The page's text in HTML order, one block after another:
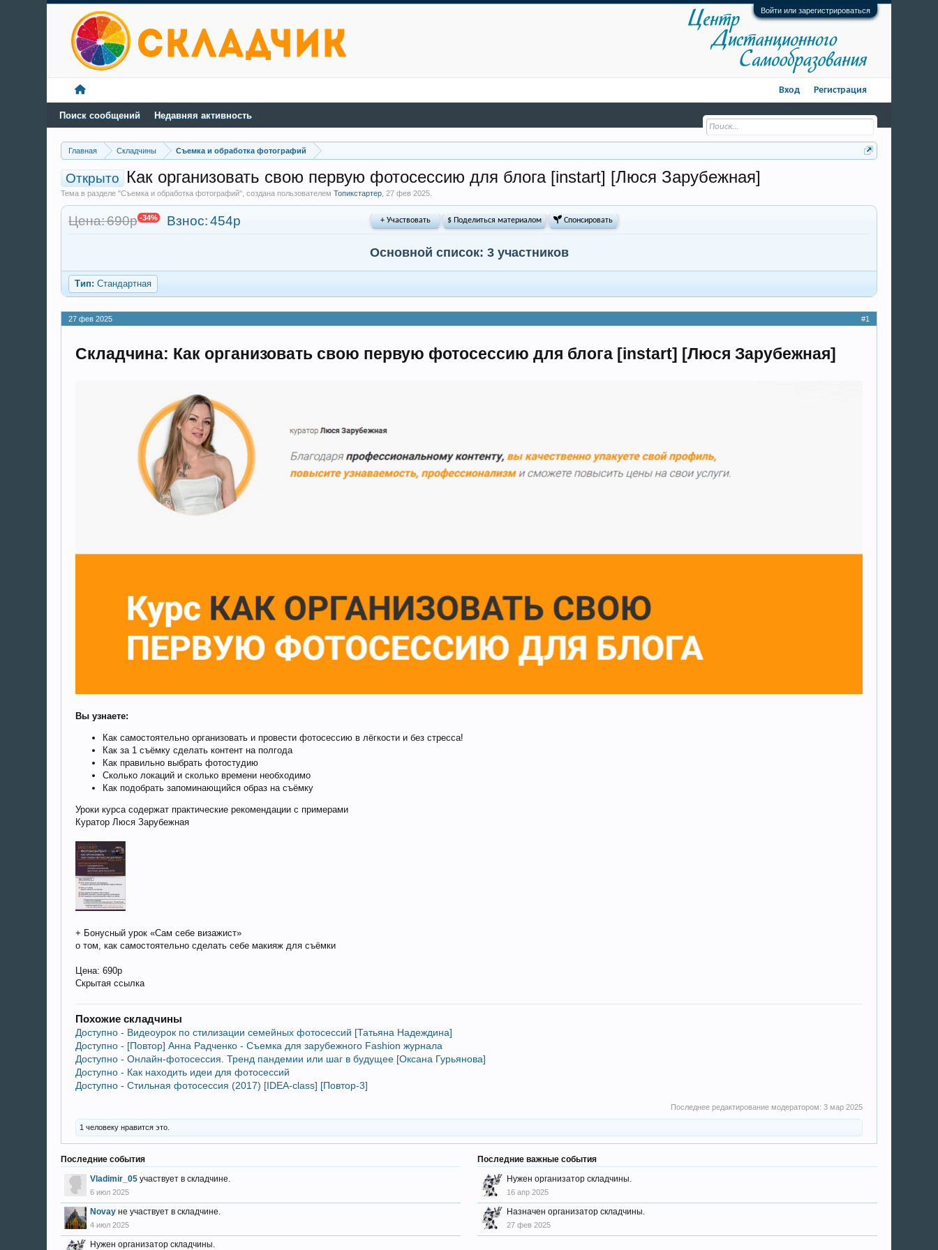
Войти или зарегистрироваться
Главная Складчины Съемка и обработка фотографий
Открыто Как организовать свою первую фотосессию для блога [instart] [Люся Зарубежная]
Тема в разделе "Съемка и обработка фотографий", создана пользователемТопикстартер ,27 фев 2025
Цена: 690р -34% Взнос:454р + Участвовать $ Поделиться материалом  Спонсировать
Основной список: 3 участников
Тип: Стандартная
27 фев 2025 #1
Складчина: Как организовать свою первую фотосессию для блога [instart] [Люся Зарубежная]
Вы узнаете:
Как самостоятельно организовать и провести фотосессию в лёгкости и без стресса!
Как за 1 съёмку сделать контент на полгода
Как правильно выбрать фотостудию
Сколько локаций и сколько времени необходимо
Как подобрать запоминающийся образ на съёмку
Уроки курса содержат практические рекомендации с примерами
Куратор Люся Зарубежная
+ Бонусный урок «Сам себе визажист»
о том, как самостоятельно сделать себе макияж для съёмки
Цена: 690р
Скрытая ссылка
Похожие складчины
Доступно - Видеоурок по стилизации семейных фотосессий [Татьяна Надеждина]
Доступно - [Повтор] Анна Радченко - Съемка для зарубежного Fashion журнала
Доступно - Онлайн-фотосессия. Тренд пандемии или шаг в будущее [Оксана Гурьянова]
Доступно - Как находить идеи для фотосессий
Доступно - Стильная фотосессия (2017) [IDEA-class] [Повтор-3]
Последнее редактирование модератором: 3 мар 2025
1 человеку нравится это.
Последние события
Vladimir_05 участвует в складчине.
6 июл 2025
Novay не участвует в складчине.
4 июл 2025
Нужен организатор складчины.
Последние важные события
Нужен организатор складчины.
16 апр 2025
Назначен организатор складчины.
27 фев 2025
Поиск сообщений Недавняя активность
Вход Регистрация